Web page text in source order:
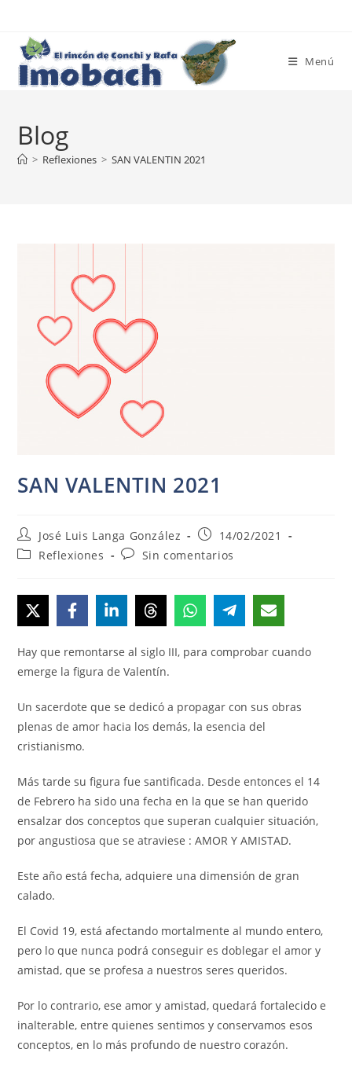
contenido
Menú
Blog
> Reflexiones > SAN VALENTIN 2021
SAN VALENTIN 2021
Autor
de
la
José Luis Langa González
Publicación
de
la
14/02/2021
Categoría
entrada:
Reflexiones
Comentarios
entrada:
Sin comentarios
Hay que remontarse al siglo III, para comprobar cuando
emerge la figura de Valentín.
Un sacerdote que se dedicó a propagar con sus obras
plenas de amor hacia los demás, la esencia del
cristianismo.
Más tarde su figura fue santificada. Desde entonces el 14
de Febrero ha sido una fecha en la que se han querido
ensalzar dos conceptos que superan cualquier situación,
por angustiosa que se atraviese : AMOR Y AMISTAD.
Este año está fecha, adquiere una dimensión de gran
calado.
El Covid 19, está afectando mortalmente al mundo entero,
pero lo que nunca podrá conseguir es doblegar el amor y
amistad, que se profesa a nuestros seres queridos.
Por lo contrario, ese amor y amistad, quedará fortalecido e
inalterable, entre quienes sentimos y conservamos esos
conceptos, en lo más profundo de nuestro corazón.